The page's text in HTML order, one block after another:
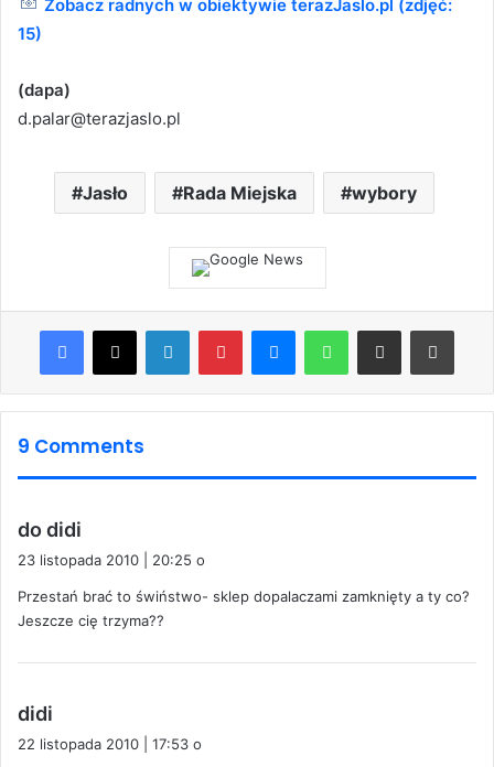
Zobacz radnych w obiektywie terazJaslo.pl (zdjęć:
15)
(dapa)
d.palar@terazjaslo.pl
Jasło Rada Miejska wybory
Facebook
X LinkedInPinterestMessengerWhatsAppShare via Email Print
9 Comments
do didi
z
e
23 listopada 2010 | 20:25 o
Przestań brać to świństwo- sklep dopalaczami zamknięty a ty co?
Jeszcze cię trzyma??
didi
22 listopada 2010 | 17:53 o